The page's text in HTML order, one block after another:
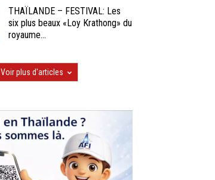
THAÏLANDE – FESTIVAL: Les
six plus beaux «Loy Krathong» du
royaume...
Voir plus d'articles